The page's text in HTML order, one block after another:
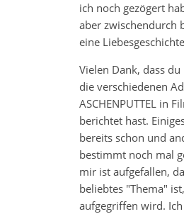
ich noch gezögert
aber zwischendurch
eine
Vielen Dank, dass
die verschiedenen
ASCHENPUTTEL in
berichtet hast.
bereits schon und
bestimmt noch mal
mir ist aufgefallen,
beliebtes "Thema"
aufgegriffen wird.